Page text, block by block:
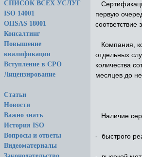
СПИСОК ВСЕХ УСЛУГ
ISO 14001
OHSAS 18001
Консалтинг
Повышение
квалификации
Вступление в СРО
Лицензирование
Статьи
Новости
Важно знать
История ISO
Вопросы и ответы
Видеоматериалы
первую
Компания,
отдельных
количества
месяцев до
Наличие
- быстрого